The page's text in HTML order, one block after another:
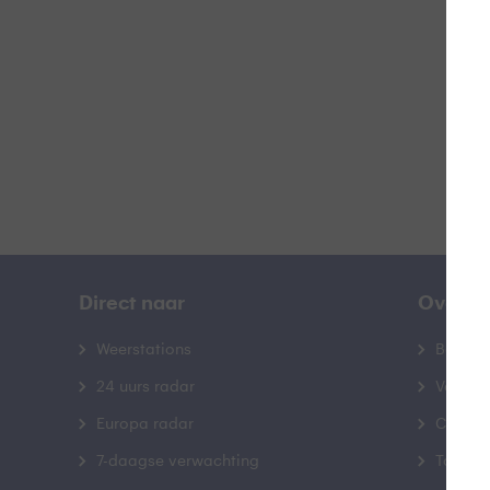
Direct naar
Weerstations
24 uurs radar
Europa radar
7-daagse verwachting
Over
Contact